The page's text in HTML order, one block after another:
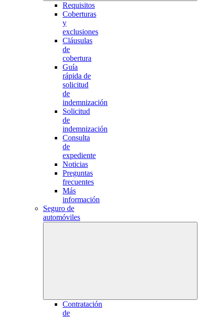
Requisitos
Coberturas
y
exclusiones
Cláusulas
de
cobertura
Guía
rápida de
solicitud
de
indemnización
Solicitud
de
indemnización
Consulta
de
expediente
Noticias
Preguntas
frecuentes
Más
información
Seguro de
automóviles
Contratación
de